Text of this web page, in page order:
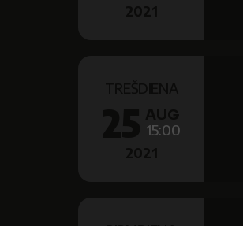
15:00